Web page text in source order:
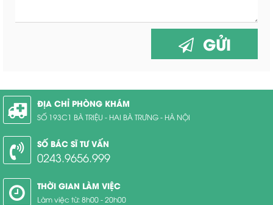
GỬI
ĐỊA CHỈ PHÒNG KHÁM
SỐ 193C1 BÀ TRIỆU - HAI BÀ TRƯNG - HÀ NỘI
SỐ BÁC SĨ TƯ VẤN
0243.9656.999
THỜI GIAN LÀM VIỆC
Làm việc từ: 8h00 - 20h00